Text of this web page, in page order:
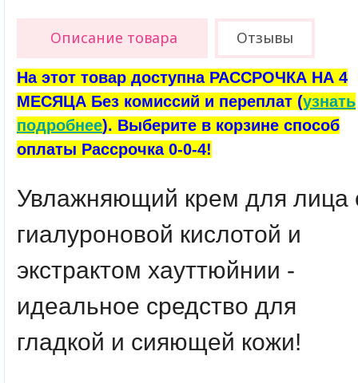
Описание товара Отзывы
На этот товар доступна РАССРОЧКА НА 4
МЕСЯЦА Без комиссий и переплат (узнать
подробнее). Выберите в корзине способ
оплаты Рассрочка 0-0-4!
Увлажняющий крем для лица
гиалуроновой кислотой и
экстрактом хауттюйнии -
идеальное средство для
гладкой и сияющей кожи!